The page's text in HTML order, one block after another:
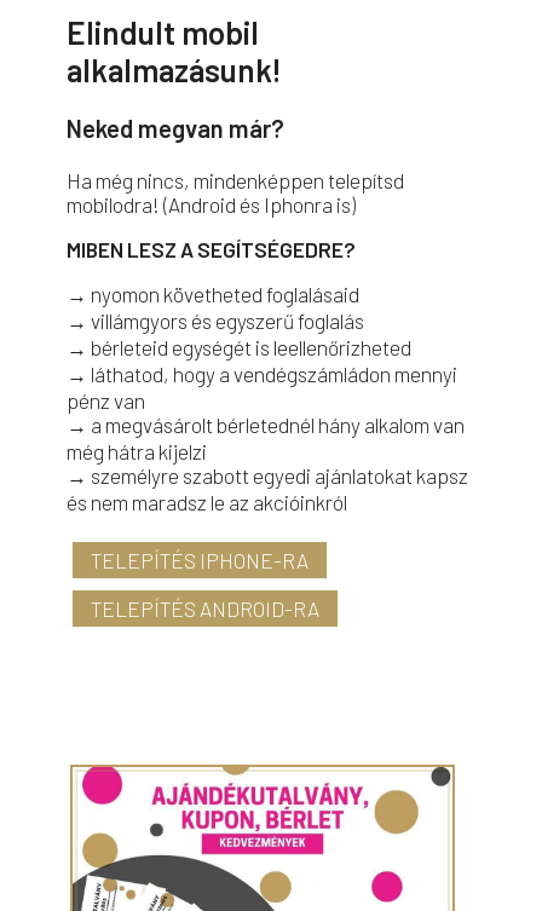
Elindult mobil
alkalmazásunk!
Neked megvan már?
Ha még nincs, mindenképpen telepítsd
mobilodra! (Android és Iphonra is)
MIBEN LESZ A SEGÍTSÉGEDRE?
→ nyomon követheted foglalásaid
→ villámgyors és egyszerű foglalás
→ bérleteid egységét is leellenőrizheted
→ láthatod, hogy a vendégszámládon mennyi
pénz van
→ a megvásárolt bérletednél hány alkalom van
még hátra kijelzi
→ személyre szabott egyedi ajánlatokat kapsz
és nem maradsz le az akcióinkról
TELEPÍTÉS IPHONE-RA
TELEPÍTÉS ANDROID-RA